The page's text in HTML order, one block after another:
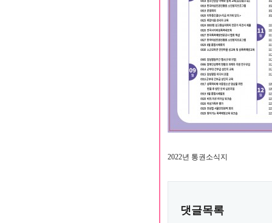
2022년 통권소식지
댓글목록